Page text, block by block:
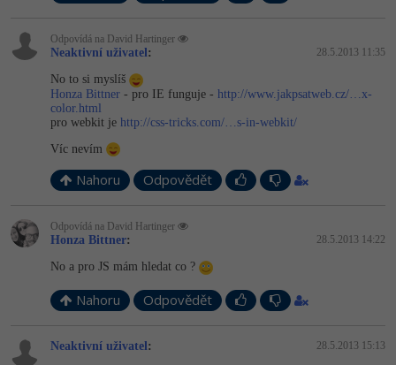
SEO specialista
Pro děti
Více
Fórum
Sítě
Kybernetická bezpečnost
Elektronický podpis
Fórum
Příběhy absolventů
Kariéra
Pro firmy
Odpovídá na David Hartinger
Neaktivní uživatel : 28.5.2013 11:35
No to si myslíš
Honza Bittner - pro IE funguje - http://www.jakpsatweb.cz/…x-
color.html
pro webkit je http://css-tricks.com/…s-in-webkit/
Víc nevím
Nahoru Odpovědět
Odpovídá na David Hartinger
Honza Bittner: 28.5.2013 14:22
No a pro JS mám hledat co ?
Nahoru Odpovědět
Neaktivní uživatel: 28.5.2013 15:13